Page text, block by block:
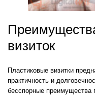
визиток
Пластиковые визитки
практичность и
бесспорные